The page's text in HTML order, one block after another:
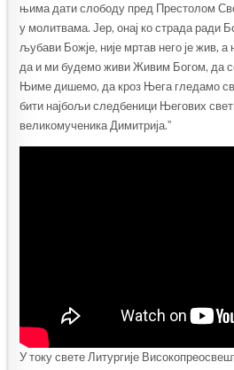
њима дати слободу пред Престолом
у молитвама. Јер, онај ко страда ради
љубави Божје, није мртав него је жив,
да и ми будемо живи Живим Богом, да
Њиме дишемо, да кроз Њега гледамо
бити најбољи следбеници Његових
великомученика Димитрија.ˮ
У току свете Литургије